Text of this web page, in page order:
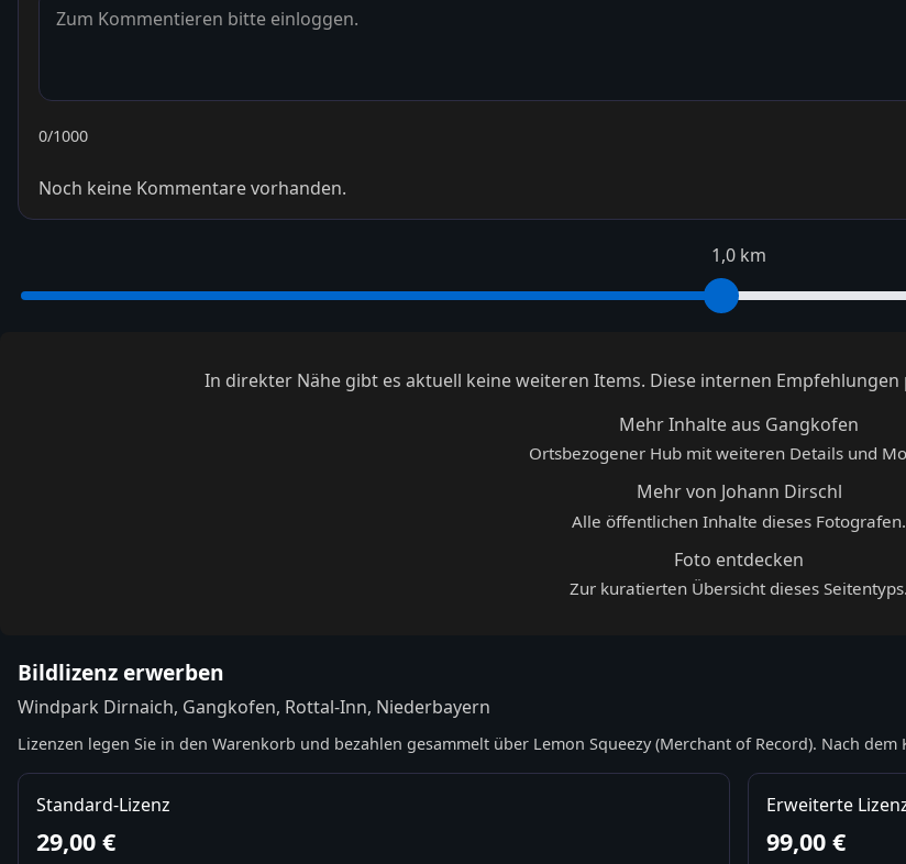
0/1000
Noch keine Kommentare vorhanden.
1,0 km
In direkter Nähe gibt es aktuell keine weiteren Items. Diese internen
Mehr Inhalte aus Gangkofen
Ortsbezogener Hub mit weiteren Details und
Mehr von Johann Dirschl
Alle öffentlichen Inhalte dieses Fotografen.
Foto entdecken
Zur kuratierten Übersicht dieses Seitentyps.
Bildlizenz erwerben
Windpark Dirnaich, Gangkofen, Rottal-Inn, Niederbayern
Lizenzen legen Sie in den Warenkorb und bezahlen gesammelt über Lemon Squeezy (Merchant of Record). Nach
Standard-Lizenz
29,00 €
Erweiterte
99,00 €